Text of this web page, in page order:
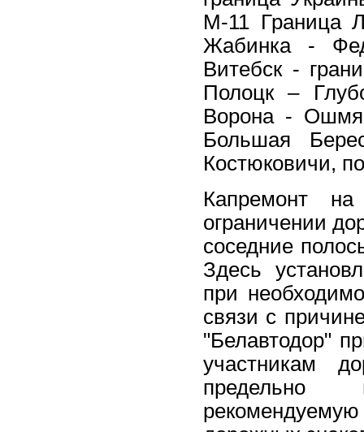
М-11 Граница
Жабинка -
Витебск -
Полоцк –
Ворона -
Большая
Костюковичи,
Капремонт
ограничении
соседние
Здесь
при
связи с
"Белавтодор"
участникам
предельно